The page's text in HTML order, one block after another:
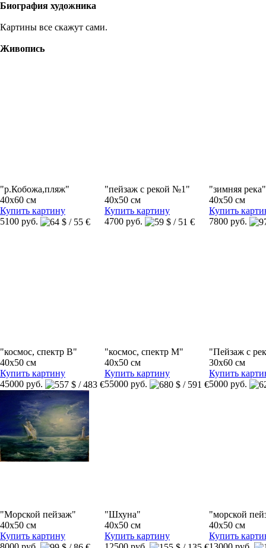
Биография художника
Картины все скажут сами.
Живопись
"р.Кобожа,пляж"
40x60 см
Купить картину
5100 руб.
"пейзаж с рекой №1"
40x50 см
Купить картину
4700 руб.
"зимняя река"
40x50 см
Купить
7800 руб.
"космос, спектр B"
40x50 см
Купить картину
45000 руб.
"космос, спектр М"
40x50 см
Купить картину
55000 руб.
"Пейзаж с
30x60 см
Купить
5000 руб.
"Морской пейзаж"
40x50 см
Купить картину
"Шхуна"
40x50 см
Купить картину
"морской
40x50 см
Купить